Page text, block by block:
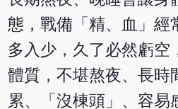
態，戰備「精、血」經
多入少，久了必然虧空
體質，不堪熬夜、長時
累、「沒棟頭」、容易